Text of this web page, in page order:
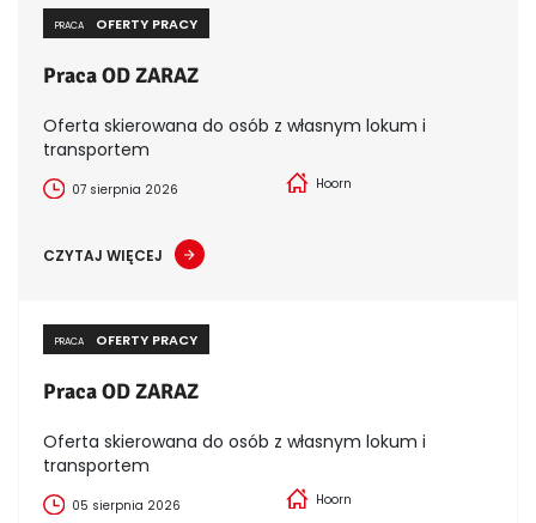
PRACA OFERTY PRACY
Praca OD ZARAZ
Oferta skierowana do osób z własnym lokum i
transportem
07 sierpnia 2026 Hoorn
CZYTAJ WIĘCEJ
PRACA OFERTY PRACY
Praca OD ZARAZ
Oferta skierowana do osób z własnym lokum i
transportem
05 sierpnia 2026 Hoorn